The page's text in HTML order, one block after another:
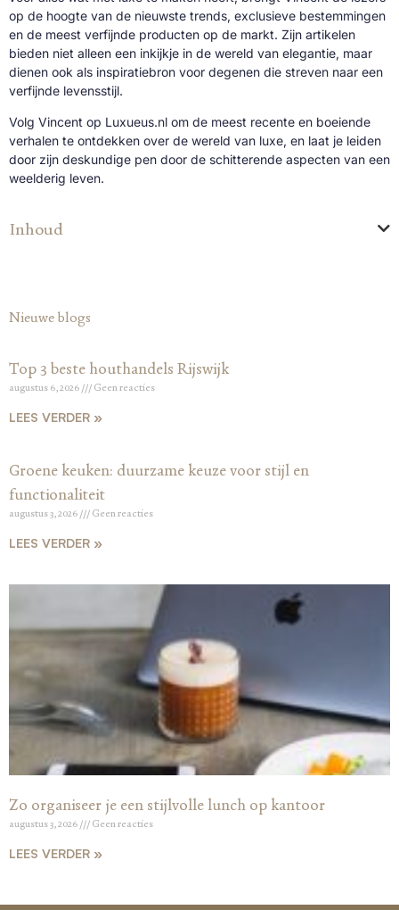
op de hoogte van de nieuwste trends, exclusieve bestemmingen
en de meest verfijnde producten op de markt. Zijn artikelen
bieden niet alleen een inkijkje in de wereld van elegantie, maar
dienen ook als inspiratiebron voor degenen die streven naar een
verfijnde levensstijl.
Volg Vincent op Luxueus.nl om de meest recente en boeiende
verhalen te ontdekken over de wereld van luxe, en laat je leiden
door zijn deskundige pen door de schitterende aspecten van een
weelderig leven.
Inhoud
Nieuwe blogs
Top 3 beste houthandels Rijswijk
augustus 6, 2026 Geen reacties
LEES VERDER »
Groene keuken: duurzame keuze voor stijl en
functionaliteit
augustus 3, 2026 Geen reacties
LEES VERDER »
Zo organiseer je een stijlvolle lunch op kantoor
augustus 3, 2026 Geen reacties
LEES VERDER »